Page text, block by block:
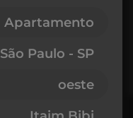
Apartamento
São Paulo - SP
oeste